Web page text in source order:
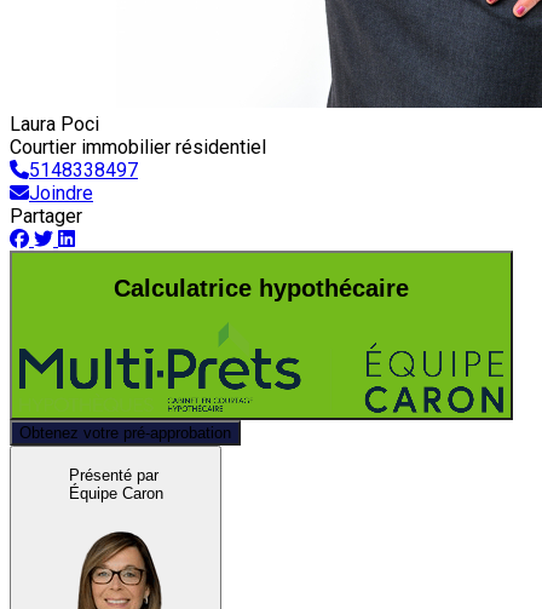
Laura Poci
Courtier immobilier résidentiel
5148338497
Joindre
Partager
Calculatrice hypothécaire
Obtenez votre pré-approbation
Présenté par
Équipe Caron